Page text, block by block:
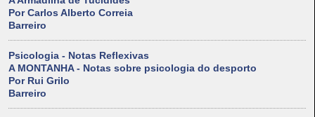
Por Carlos Alberto Correia
Barreiro
Psicologia - Notas Reflexivas
A MONTANHA - Notas sobre psicologia do desporto
Por Rui Grilo
Barreiro